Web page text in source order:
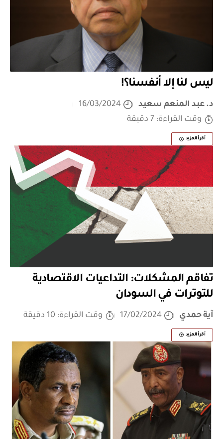
ليس لنا إلا أنفسنا؟!
د. عبد المنعم سعيد
16/03/2024
وقت القراءة: 7 دقيقة
أقرأ المزيد
تفاقم المشكلات: التداعيات الاقتصادية
للتوترات في السودان
آية حمدي 17/02/2024 وقت القراءة: 10 دقيقة
أقرأ المزيد